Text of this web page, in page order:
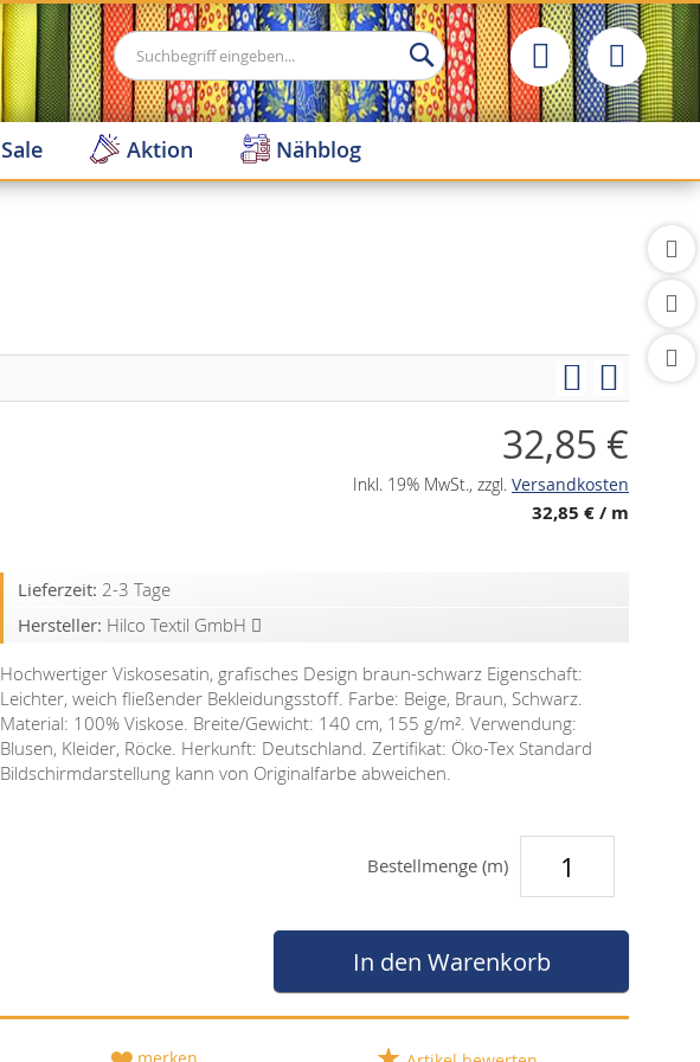
Suche
Suche
Sale Aktion Nähblog
32,85 €
Inkl. 19% MwSt., zzgl. Versandkosten
32,85 €/ m
Lieferzeit: 2-3 Tage
Hersteller: Hilco Textil GmbH
Hochwertiger Viskosesatin, grafisches Design braun-schwarz Eigenschaft:
Leichter, weich fließender Bekleidungsstoff. Farbe: Beige, Braun, Schwarz.
Material: 100% Viskose. Breite/Gewicht: 140 cm, 155 g/m². Verwendung:
Blusen, Kleider, Röcke. Herkunft: Deutschland. Zertifikat: Öko-Tex Standard
Bildschirmdarstellung kann von Originalfarbe abweichen.
Bestellmenge (m)
In den Warenkorb